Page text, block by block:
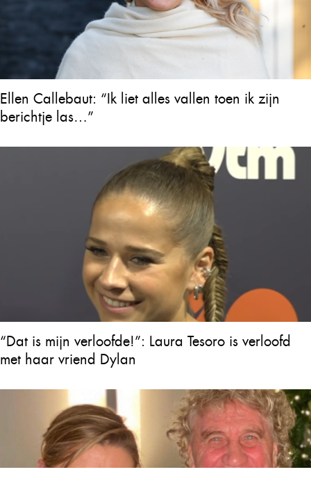
Ellen Callebaut: “Ik liet alles vallen toen ik zijn
berichtje las…”
“Dat is mijn verloofde!”: Laura Tesoro is verloofd
met haar vriend Dylan